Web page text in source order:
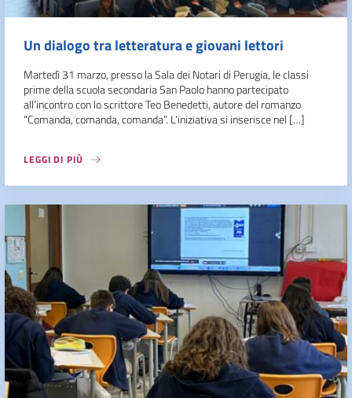
Un dialogo tra letteratura e giovani lettori
Martedì 31 marzo, presso la Sala dei Notari di Perugia, le classi
prime della scuola secondaria San Paolo hanno partecipato
all’incontro con lo scrittore Teo Benedetti, autore del romanzo
“Comanda, comanda, comanda”. L’iniziativa si inserisce nel […]
LEGGI DI PIÙ